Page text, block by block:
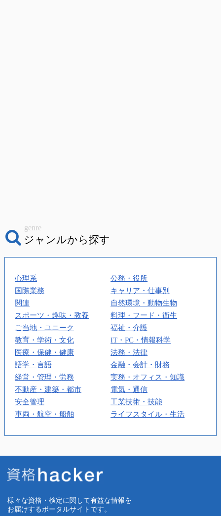
ジャンルから探す
genre
心理系
公務・役所
国際業務
キャリア・仕事別
関連
自然環境・動物生物
スポーツ・趣味・教養
料理・フード・衛生
ご当地・ユニーク
福祉・介護
教育・学術・文化
IT・PC・情報科学
医療・保健・健康
法務・法律
語学・言語
金融・会計・財務
経営・管理・労務
実務・オフィス・知識
不動産・建築・都市
電気・通信
安全管理
工業技術・技能
車両・航空・船舶
ライフスタイル・生活
様々な資格・検定に関して有益な情報を
お届けするポータルサイトです。